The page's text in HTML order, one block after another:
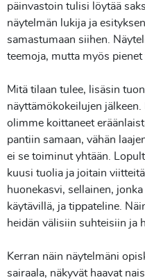
päinvastoin tulisi löytää
näytelmän lukija ja
samastumaan siihen.
teemoja, mutta myös
Mitä tilaan tulee, lisäsin
näyttämökokeilujen
olimme koittaneet
pantiin samaan, vähän
ei se toiminut yhtään.
kuusi tuolia ja joitain
huonekasvi, sellainen,
käytävillä, ja tippateline.
heidän välisiin suhteisiin ja
Kerran näin näytelmäni
sairaala, näkyvät haavat